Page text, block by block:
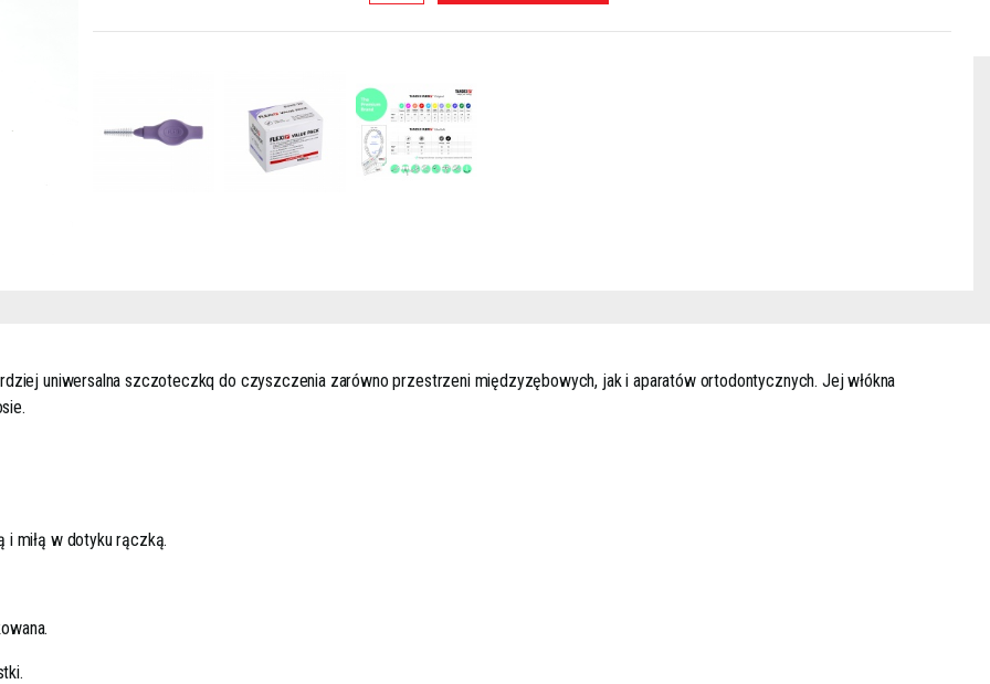
uniwersalna szczoteczkq do czyszczenia zarówno przestrzeni międzyzębowych, jak i aparatów ortodontycznych. Jej włókna
miłą w dotyku rączką.